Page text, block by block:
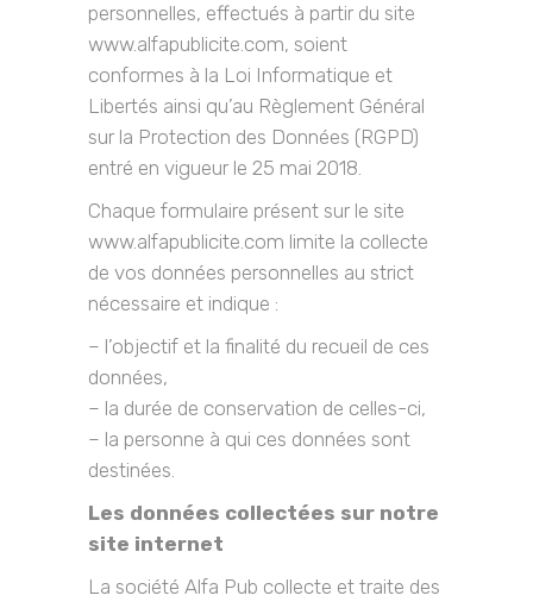
personnelles, effectués à partir du site
www.alfapublicite.com, soient
conformes à la Loi Informatique et
Libertés ainsi qu’au Règlement Général
sur la Protection des Données (RGPD)
entré en vigueur le 25 mai 2018.
Chaque formulaire présent sur le site
www.alfapublicite.com limite la collecte
de vos données personnelles au strict
nécessaire et indique :
– l’objectif et la finalité du recueil de ces
données,
– la durée de conservation de celles-ci,
– la personne à qui ces données sont
destinées.
Les données collectées sur notre
site internet
La société Alfa Pub collecte et traite des